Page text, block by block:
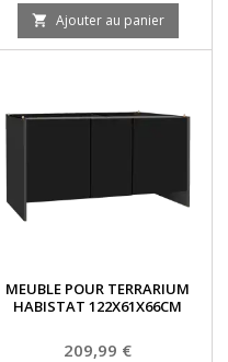
 Ajouter au panier
MEUBLE POUR TERRARIUM
HABISTAT 122X61X66CM
Prix
209,99 €